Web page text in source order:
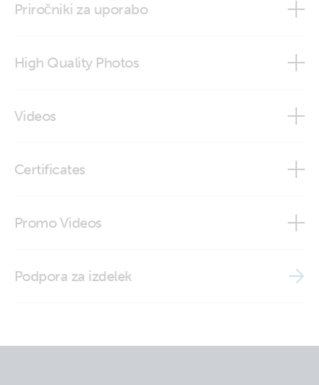
Priročniki za uporabo
High Quality Photos
Temperature sensor type C (Front-angle)
Videos
Certificates
Promo Videos
Podpora za izdelek